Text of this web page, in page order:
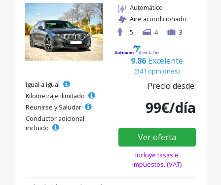
Automático
Aire acondicionado
5
4 3
9.86 Excelente
(541 opiniones)
Igual a igual
Kilometraje ilimitado
Reunirse y Saludar
Conductor adicional
incluido
Precio desde:
99€/día
Ver oferta
Incluye tasas e
impuestos. (VAT)